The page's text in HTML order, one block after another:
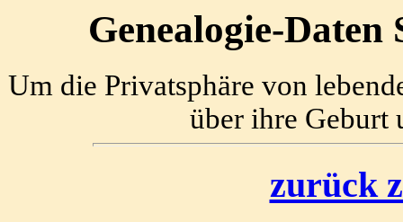
Genealogie-Daten
Um die Privatsphäre von
über ihre Geburt
zurück